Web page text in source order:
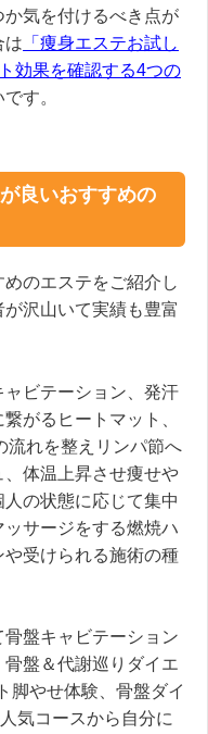
気を付けるべき点が
は 「痩身エステお試し
効果を確認する4つの
す。
良いおすすめの
のエステをご紹介し
沢山いて実績も豊富
ビテーション、発汗
がるヒートマット、
流れを整えリンパ節へ
体温上昇させ痩せや
の状態に応じて集中
サージをする燃焼ハ
受けられる施術の種
盤キャビテーション
盤＆代謝巡りダイエ
脚やせ体験、骨盤ダイ
気コースから自分に